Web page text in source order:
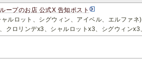
ープのお店 公式X 告知ポスト
ルロット、シグウィン、アイベル、エルファネ)
クロリンデx3、シャルロットx3、シグウィン